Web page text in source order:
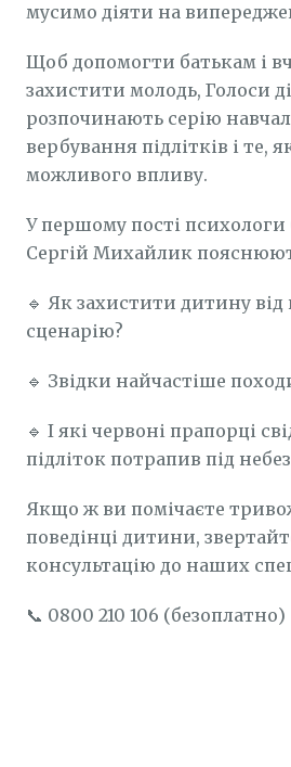
мусимо діяти на
Щоб допомогти батькам і
захистити молодь, Голоси
розпочинають серію
вербування підлітків і те,
можливого впливу.
У першому пості психологи
Сергій Михайлик
🔹 Як захистити дитину від
сценарію?
🔹 Звідки найчастіше
🔹 І які червоні прапорці
підліток потрапив під
Якщо ж ви помічаєте
поведінці дитини,
консультацію до наших
📞 0800 210 106 (безоплатно)